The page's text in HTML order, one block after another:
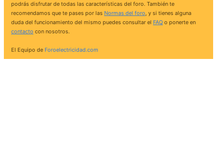
podrás disfrutar de todas las características del foro. También te
recomendamos que te pases por las Normas del foro, y si tienes alguna
duda del funcionamiento del mismo puedes consultar el FAQ o ponerte en
contacto con nosotros.
El Equipo de Foroelectricidad.com